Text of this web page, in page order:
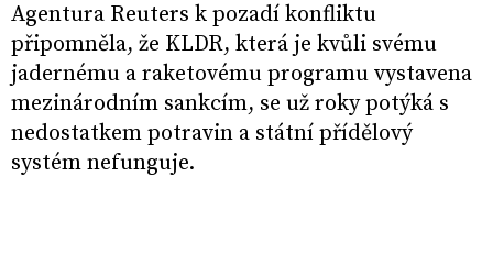
Agentura Reuters k pozadí konfliktu
připomněla, že KLDR, která je kvůli svému
jadernému a raketovému programu vystavena
mezinárodním sankcím, se už roky potýká s
nedostatkem potravin a státní přídělový
systém nefunguje.